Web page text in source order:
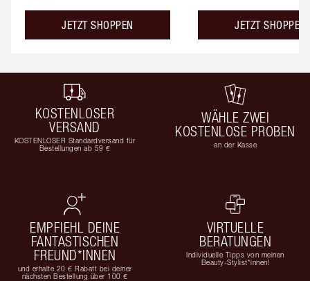
JETZT SHOPPEN JETZT SHOPPEN
KOSTENLOSER
VERSAND
KOSTENLOSER Standardversand für
Bestellungen ab 59 €
WÄHLE ZWEI
KOSTENLOSE PROBEN
an der Kasse
EMPFIEHL DEINE
FANTASTISCHEN
FREUND*INNEN
und erhalte 20 € Rabatt bei deiner
nächsten Bestellung über 100 €
VIRTUELLE
BERATUNGEN
Individuelle Tipps von meinen
Beauty-Stylist*innen!